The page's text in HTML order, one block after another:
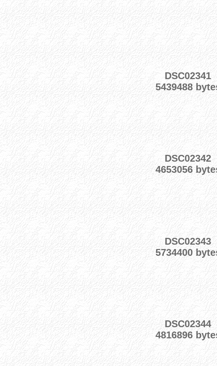
DSC02341
5439488
DSC02342
4653056
DSC02343
5734400
DSC02344
4816896